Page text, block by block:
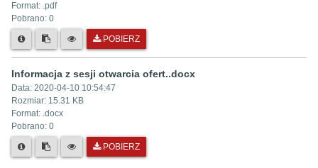
Format: .pdf
Pobrano: 0
POBIERZ
Informacja z sesji otwarcia ofert..docx
Data: 2020-04-10 10:54:47
Rozmiar: 15.31 KB
Format: .docx
Pobrano: 0
POBIERZ